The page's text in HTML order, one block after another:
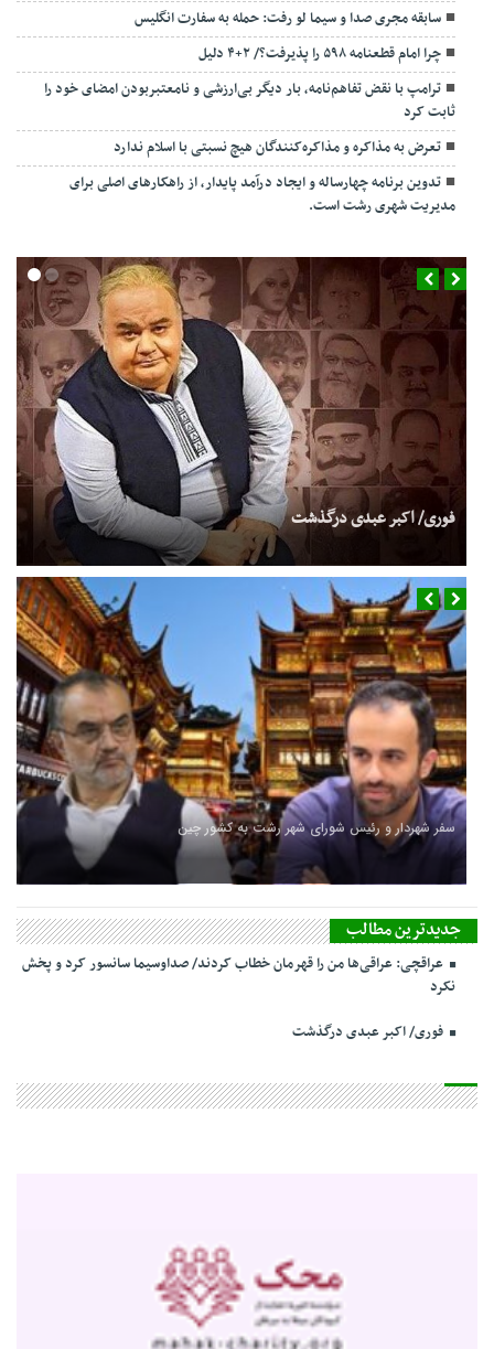
سابقه مجری صدا و سیما لو رفت: حمله به سفارت انگلیس
چرا امام قطعنامه ۵۹۸ را پذیرفت؟/ ۲+۴ دلیل
ترامپ با نقض تفاهم‌نامه، بار دیگر بی‌ارزشی و نامعتبربودن امضای خود را
ثابت کرد
تعرض به مذاکره و مذاکره‌کنندگان هیچ نسبتی با اسلام ندارد
تدوین برنامه چهارساله و ایجاد درآمد پایدار، از راهکارهای اصلی برای
مدیریت شهری رشت است.
فوری/ اکبر عبدی درگذشت
سفر شهردار و رئیس شورای شهر رشت به کشور چین
جدیدترین مطالب
عراقچی: عراقی‌ها من را قهرمان خطاب کردند/ صداوسیما سانسور کرد و پخش
نکرد
فوری/ اکبر عبدی درگذشت